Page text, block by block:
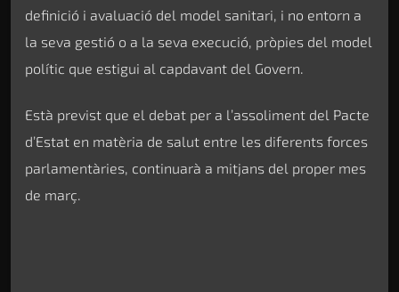
definició i avaluació del model sanitari, i no entorn a
la seva gestió o a la seva execució, pròpies del model
polític que estigui al capdavant del Govern.
Està previst que el debat per a l’assoliment del Pacte
d’Estat en matèria de salut entre les diferents forces
parlamentàries, continuarà a mitjans del proper mes
de març.